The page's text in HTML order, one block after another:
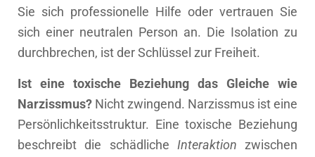
Sie sich professionelle Hilfe oder vertrauen Sie
sich einer neutralen Person an. Die Isolation zu
durchbrechen, ist der Schlüssel zur Freiheit.
Ist eine toxische Beziehung das Gleiche wie
Narzissmus? Nicht zwingend. Narzissmus ist eine
Persönlichkeitsstruktur. Eine toxische Beziehung
beschreibt die schädliche Interaktion zwischen